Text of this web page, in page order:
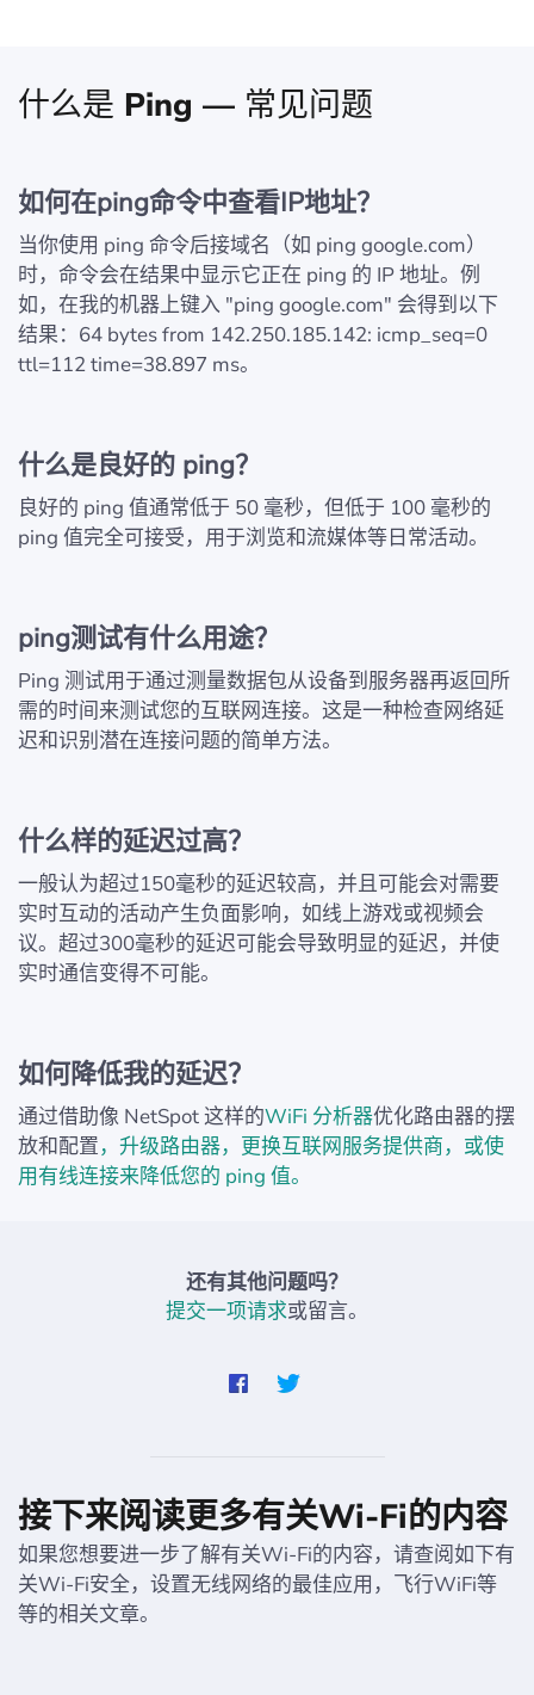
什么是 Ping — 常见问题
如何在ping命令中查看IP地址？
当你使用 ping 命令后接域名（如 ping google.com）
时，命令会在结果中显示它正在 ping 的 IP 地址。例
如，在我的机器上键入 "ping google.com" 会得到以下
结果：64 bytes from 142.250.185.142: icmp_seq=0
ttl=112 time=38.897 ms。
什么是良好的 ping？
良好的 ping 值通常低于 50 毫秒，但低于 100 毫秒的
ping 值完全可接受，用于浏览和流媒体等日常活动。
ping测试有什么用途？
Ping 测试用于通过测量数据包从设备到服务器再返回所
需的时间来测试您的互联网连接。这是一种检查网络延
迟和识别潜在连接问题的简单方法。
什么样的延迟过高？
一般认为超过150毫秒的延迟较高，并且可能会对需要
实时互动的活动产生负面影响，如线上游戏或视频会
议。超过300毫秒的延迟可能会导致明显的延迟，并使
实时通信变得不可能。
如何降低我的延迟？
通过借助像 NetSpot 这样的WiFi 分析器优化路由器的摆
放和配置，升级路由器，更换互联网服务提供商，或使
用有线连接来降低您的 ping 值。
还有其他问题吗？
提交一项请求或留言。
接下来阅读更多有关Wi-Fi的内容
如果您想要进一步了解有关Wi-Fi的内容，请查阅如下有
关Wi-Fi安全，设置无线网络的最佳应用，飞行WiFi等
等的相关文章。